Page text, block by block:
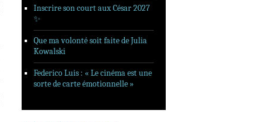
Inscrire son court aux César 2027
✨
Que ma volonté soit faite de Julia
Kowalski
Federico Luis : « Le cinéma est une
sorte de carte émotionnelle »